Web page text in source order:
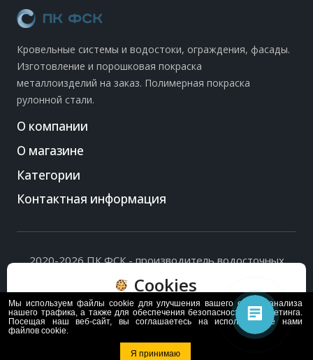
Кровельные системы и водостоки, ограждения, фасады.
Изготовление и порошковая покраска
металлоизделий на заказ. Полимерная покраска
рулонной стали.
О компании
О магазине
Категории
Контактная информация
2020-2026 ПК ФСК - производитель водосточных
Политика обработки персональных данных
на их обработку.
Cookies
Пользуясь сайтом, вы соглашаетесь с политикой
обработки и хранения данных Cookie
Согласен
Мы используем файлы cookie для улучшения вашего опыта, анализа
нашего трафика, а также для обеспечения безопасности и маркетинга.
Посещая наш веб-сайт, вы соглашаетесь на использование нами
файлов cookie.
Я принимаю